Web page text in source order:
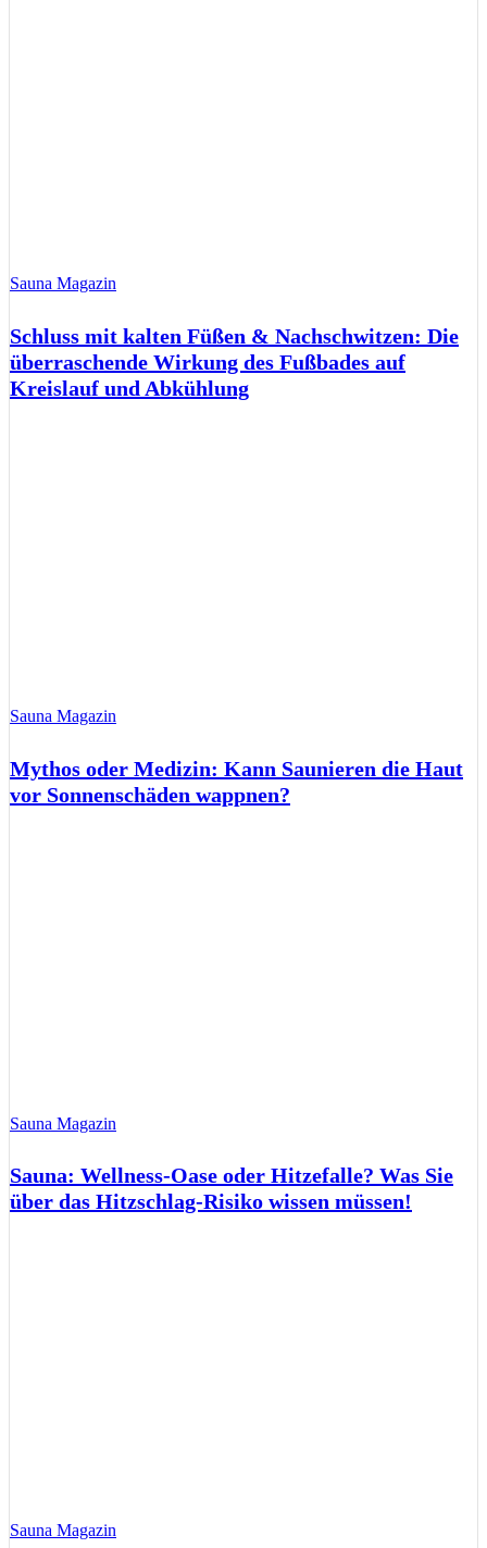
Sauna Magazin
Schluss mit kalten Füßen & Nachschwitzen: Die
überraschende Wirkung des Fußbades auf
Kreislauf und Abkühlung
Sauna Magazin
Mythos oder Medizin: Kann Saunieren die Haut
vor Sonnenschäden wappnen?
Sauna Magazin
Sauna: Wellness-Oase oder Hitzefalle? Was Sie
über das Hitzschlag-Risiko wissen müssen!
Sauna Magazin